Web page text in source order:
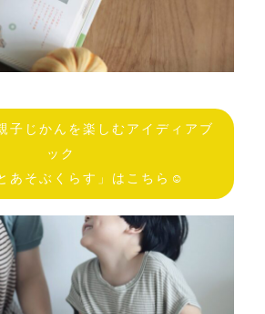
子じかんを楽しむアイディアブ
ック
あそぶくらす」はこちら☺︎